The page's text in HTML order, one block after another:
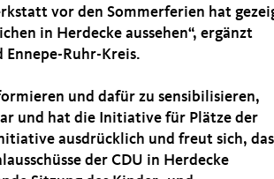
vor den Sommerferien hat
in Herdecke aussehen“, ergänzt
Ruhr-Kreis.
und dafür zu sensibilisieren,
und hat die Initiative für Plätze der
ausdrücklich und freut sich,
der CDU in Herdecke